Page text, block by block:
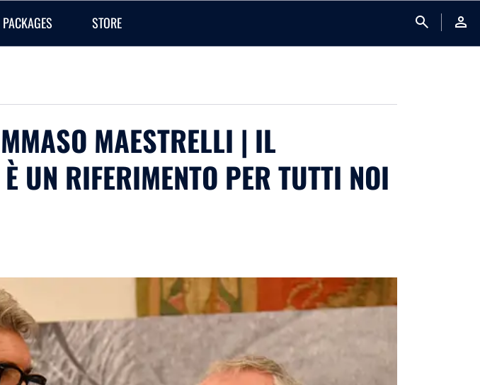
PACKAGES STORE search person
MAESTRELLI | IL
UN RIFERIMENTO PER TUTTI NOI